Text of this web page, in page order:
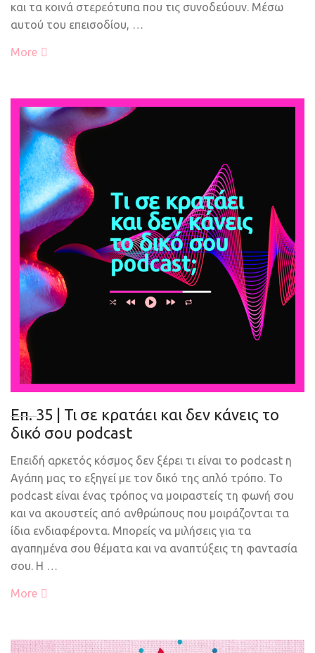
και τα κοινά στερεότυπα που τις συνοδεύουν. Μέσω
αυτού του επεισοδίου, …
More
Eπ. 35 | Τι σε κρατάει και δεν κάνεις το
δικό σου podcast
Επειδή αρκετός κόσμος δεν ξέρει τι είναι το podcast η
Αγάπη μας το εξηγεί με τον δικό της απλό τρόπο. Το
podcast είναι ένας τρόπος να μοιραστείς τη φωνή σου
και να ακουστείς από ανθρώπους που μοιράζονται τα
ίδια ενδιαφέροντα. Μπορείς να μιλήσεις για τα
αγαπημένα σου θέματα και να αναπτύξεις τη φαντασία
σου. Η …
More